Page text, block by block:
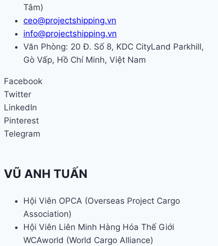
Tâm)
ceo@projectshipping.vn
info@projectshipping.vn
Văn Phòng: 20 Đ. Số 8, KDC CityLand Parkhill,
Gò Vấp, Hồ Chí Minh, Việt Nam
Facebook
Twitter
LinkedIn
Pinterest
Telegram
VŨ ANH TUẤN
Hội Viên OPCA (Overseas Project Cargo
Association)
Hội Viên Liên Minh Hàng Hóa Thế Giới
WCAworld (World Cargo Alliance)